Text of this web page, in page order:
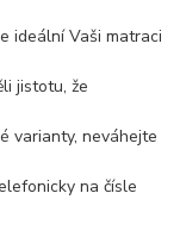
ideální Vaši matraci
jistotu, že
varianty, neváhejte
na čísle